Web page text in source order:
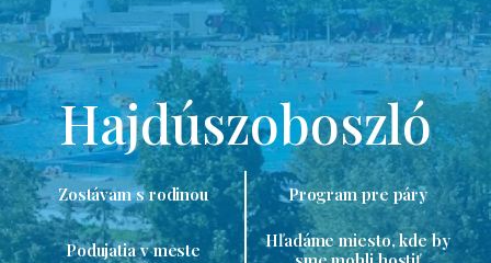
Hajdúszoboszló
Zostávam s rodinou Program pre páry
Podujatia v meste
Hľadáme miesto, kde by